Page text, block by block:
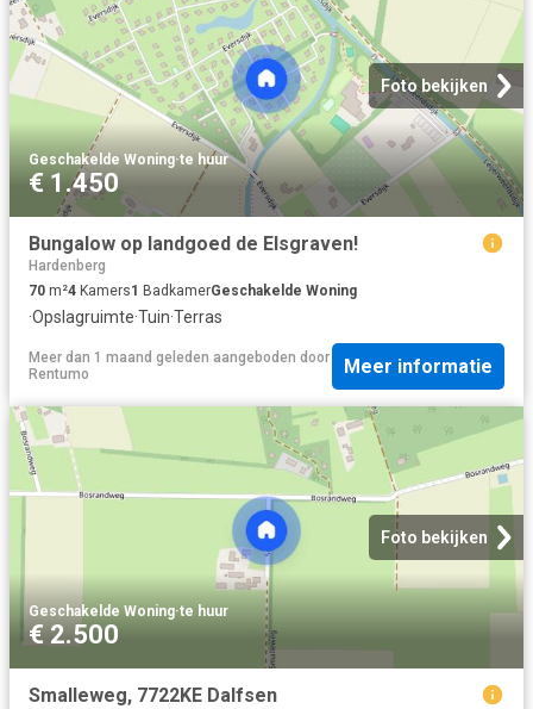
Foto bekijken
Geschakelde Woning·te huur
€ 1.450
Bungalow op landgoed de Elsgraven!
Hardenberg
70 m²4 Kamers1 BadkamerGeschakelde Woning
·Opslagruimte·Tuin·Terras
Meer dan 1 maand geleden aangeboden door
Rentumo
Meer informatie
Foto bekijken
Geschakelde Woning·te huur
€ 2.500
Smalleweg, 7722KE Dalfsen